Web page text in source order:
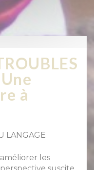
à
LANGAGE
les